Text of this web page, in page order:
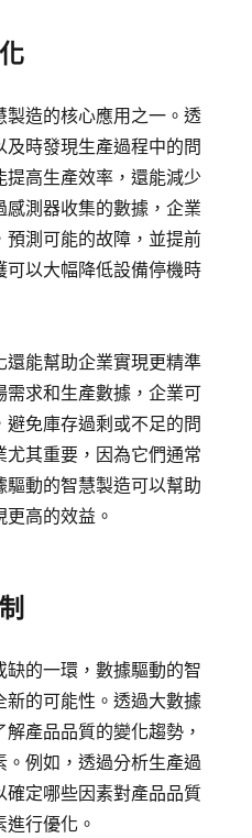
造的核心應用之一。透
時發現生產過程中的問
高生產效率，還能減少
測器收集的數據，企業
測可能的故障，並提前
以大幅降低設備停機時
還能幫助企業實現更精準
需求和生產數據，企業可
免庫存過剩或不足的問
其重要，因為它們通常
動的智慧製造可以幫助
高的效益。
的一環，數據驅動的智
新的可能性。透過大數據
產品品質的變化趨勢，
。例如，透過分析生產過
定哪些因素對產品品質
行優化。